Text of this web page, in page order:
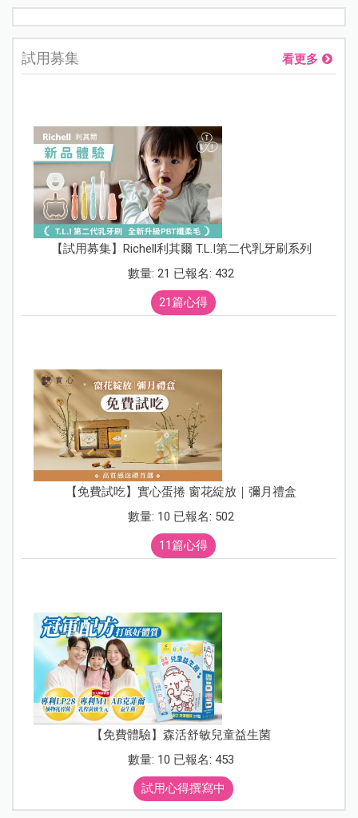
試用募集 看更多
【試用募集】Richell利其爾 T.L.I第二代乳牙刷系列
數量: 21 已報名: 432
21篇心得
【免費試吃】實心蛋捲 窗花綻放｜彌月禮盒
數量: 10 已報名: 502
11篇心得
【免費體驗】森活舒敏兒童益生菌
數量: 10 已報名: 453
試用心得撰寫中